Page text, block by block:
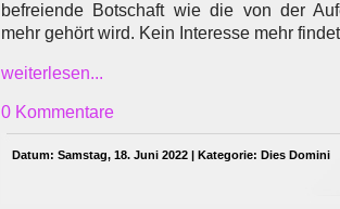
befreiende Botschaft wie die von der
mehr gehört wird. Kein Interesse mehr
weiterlesen...
0 Kommentare
Datum: Samstag, 18. Juni 2022 | Kategorie: Dies Domini